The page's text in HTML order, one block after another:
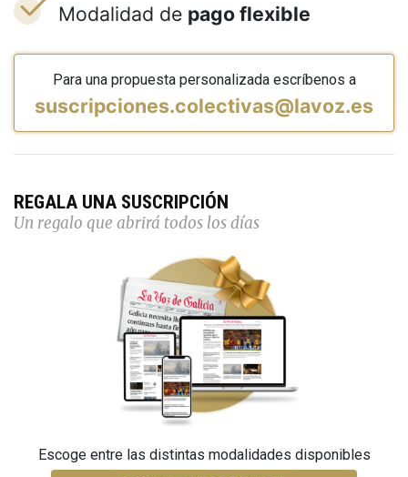
Modalidad de pago flexible
Para una propuesta personalizada escríbenos a
suscripciones.colectivas@lavoz.es
REGALA UNA SUSCRIPCIÓN
Un regalo que abrirá todos los días
Escoge entre las distintas modalidades disponibles